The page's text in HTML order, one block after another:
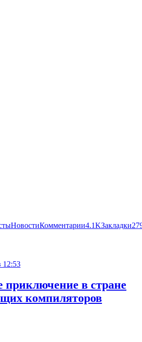
НовостиКомментарии4.1KЗакладки
12:53
приключение в стране
компиляторов